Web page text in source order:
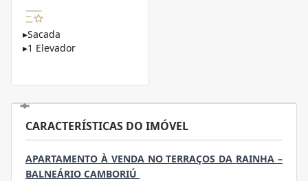
▸Sacada
▸1 Elevador
CARACTERÍSTICAS DO IMÓVEL
APARTAMENTO À VENDA NO TERRAÇOS DA RAINHA –
BALNEÁRIO CAMBORIÚ